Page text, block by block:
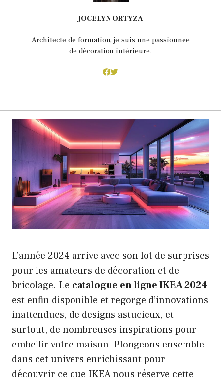
JOCELYN ORTYZA
Architecte de formation, je suis une passionnée
de décoration intérieure.
L’année 2024 arrive avec son lot de surprises
pour les amateurs de décoration et de
bricolage. Le catalogue en ligne IKEA 2024
est enfin disponible et regorge d’innovations
inattendues, de designs astucieux, et
surtout, de nombreuses inspirations pour
embellir votre maison. Plongeons ensemble
dans cet univers enrichissant pour
découvrir ce que IKEA nous réserve cette